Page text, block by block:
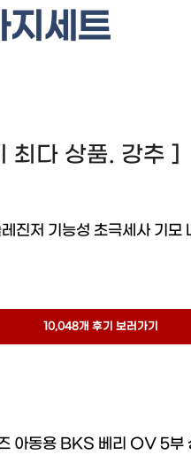
지세트
최다 상품. 강추 ]
진저 기능성 초극세사 기모
10,048개 후기 보러가기
아동용 BKS 베리 OV 5부